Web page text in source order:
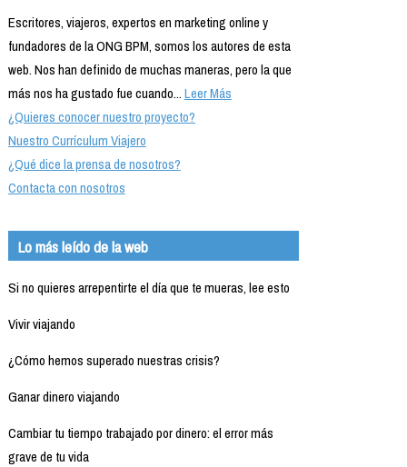
Escritores, viajeros, expertos en marketing online y
fundadores de la ONG BPM, somos los autores de esta
web. Nos han definido de muchas maneras, pero la que
más nos ha gustado fue cuando...Leer Más
¿Quieres conocer nuestro proyecto?
Nuestro Currículum Viajero
¿Qué dice la prensa de nosotros?
Contacta con nosotros
Lo más leído de la web
Si no quieres arrepentirte el día que te mueras, lee esto
Vivir viajando
¿Cómo hemos superado nuestras crisis?
Ganar dinero viajando
Cambiar tu tiempo trabajado por dinero: el error más
grave de tu vida